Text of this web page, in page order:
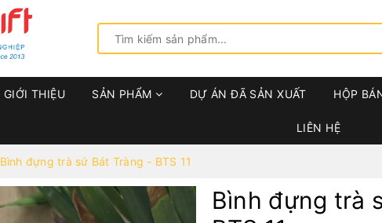
GIỚI THIỆU SẢN PHẨM DỰ ÁN ĐÃ SẢN XUẤT HỘP
LIÊN HỆ
Bình đựng trà sứ Bát Tràng - BTS 11
Bình đựng trà